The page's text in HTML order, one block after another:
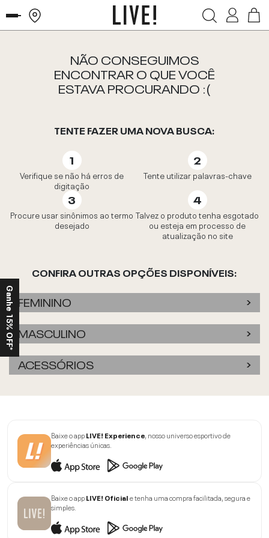
NÃO CONSEGUIMOS
ENCONTRAR O QUE VOCÊ
ESTAVA PROCURANDO :(
TENTE FAZER UMA NOVA BUSCA:
Verifique se não há erros de
digitação
Tente utilizar palavras-chave
Procure usar sinônimos ao termo
desejado
Talvez o produto tenha esgotado
ou esteja em processo de
atualização no site
CONFIRA OUTRAS OPÇÕES DISPONÍVEIS:
FEMININO
MASCULINO
ACESSÓRIOS
Baixe o appLIVE! Experience, nosso universo esportivo de
experiências únicas.
Baixe o appLIVE! Oficiale tenha uma compra facilitada, segura e
simples.
Ganhe 15% OFF*